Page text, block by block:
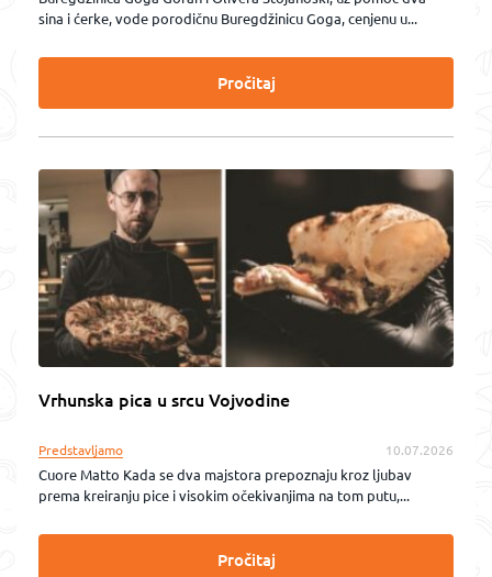
sina i ćerke, vode porodičnu Buregdžinicu Goga, cenjenu u...
Pročitaj
Vrhunska pica u srcu Vojvodine
Predstavljamo 10.07.2026
Cuore Matto Kada se dva majstora prepoznaju kroz ljubav
prema kreiranju pice i visokim očekivanjima na tom putu,...
Pročitaj